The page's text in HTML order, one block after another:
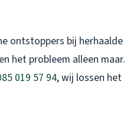
ontstoppers bij herhaalde
het probleem alleen maar.
019 57 94, wij lossen het